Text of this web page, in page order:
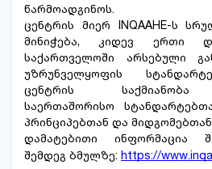
წარმოადგინოს.
ცენტრის მიერ INQAAHE-ს
მინიჭება, კიდევ ერთი
საქართველოში არსებული
უზრუნველყოფის
ცენტრის საქმიანობა
საერთაშორისო
პრინციპებთან და
დამატებითი ინფორმაცია
შემდეგ ბმულზე: https://